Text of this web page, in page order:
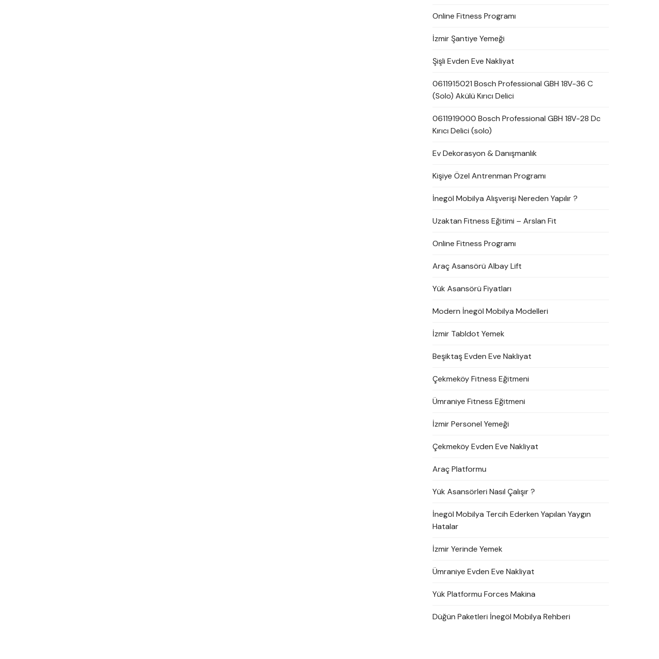
Online Fitness Programı
İzmir Şantiye Yemeği
Şişli Evden Eve Nakliyat
0611915021 Bosch Professional GBH 18V-36 C
(Solo) Akülü Kırıcı Delici
0611919000 Bosch Professional GBH 18V-28 Dc
Kırıcı Delici (solo)
Ev Dekorasyon & Danışmanlık
Kişiye Özel Antrenman Programı
İnegöl Mobilya Alışverişi Nereden Yapılır ?
Uzaktan Fitness Eğitimi – Arslan Fit
Online Fitness Programı
Araç Asansörü Albay Lift
Yük Asansörü Fiyatları
Modern İnegöl Mobilya Modelleri
İzmir Tabldot Yemek
Beşiktaş Evden Eve Nakliyat
Çekmeköy Fitness Eğitmeni
Ümraniye Fitness Eğitmeni
İzmir Personel Yemeği
Çekmeköy Evden Eve Nakliyat
Araç Platformu
Yük Asansörleri Nasıl Çalışır ?
İnegöl Mobilya Tercih Ederken Yapılan Yaygın
Hatalar
İzmir Yerinde Yemek
Ümraniye Evden Eve Nakliyat
Yük Platformu Forces Makina
Düğün Paketleri İnegöl Mobilya Rehberi